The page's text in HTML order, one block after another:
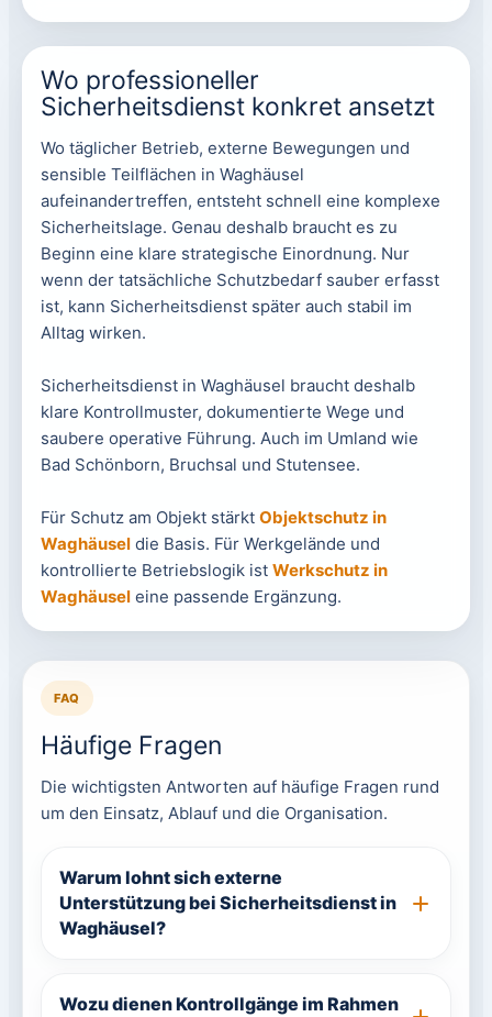
Wo professioneller
Sicherheitsdienst konkret ansetzt
Wo täglicher Betrieb, externe Bewegungen und
sensible Teilflächen in Waghäusel
aufeinandertreffen, entsteht schnell eine komplexe
Sicherheitslage. Genau deshalb braucht es zu
Beginn eine klare strategische Einordnung. Nur
wenn der tatsächliche Schutzbedarf sauber erfasst
ist, kann Sicherheitsdienst später auch stabil im
Alltag wirken.
Sicherheitsdienst in Waghäusel braucht deshalb
klare Kontrollmuster, dokumentierte Wege und
saubere operative Führung. Auch im Umland wie
Bad Schönborn, Bruchsal und Stutensee.
Für Schutz am Objekt stärkt Objektschutz in
Waghäuseldie Basis. Für Werkgelände und
kontrollierte Betriebslogik ist Werkschutz in
Waghäuseleine passende Ergänzung.
FAQ
Häufige Fragen
Die wichtigsten Antworten auf häufige Fragen rund
um den Einsatz, Ablauf und die Organisation.
Warum lohnt sich externe
Unterstützung bei Sicherheitsdienst in
Waghäusel?
Wozu dienen Kontrollgänge im Rahmen